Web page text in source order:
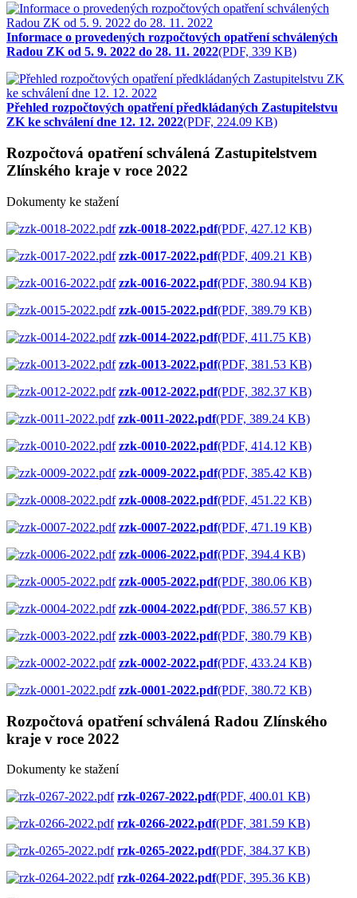
Informace o provedených rozpočtových opatření schválených
Radou ZK od 5. 9. 2022 do 28. 11. 2022(PDF, 339 KB)
Přehled rozpočtových opatření předkládaných Zastupitelstvu
ZK ke schválení dne 12. 12. 2022(PDF, 224.09 KB)
Rozpočtová opatření schválená Zastupitelstvem
Zlínského kraje v roce 2022
Dokumenty ke stažení
zzk-0018-2022.pdf(PDF, 427.12 KB)
zzk-0017-2022.pdf(PDF, 409.21 KB)
zzk-0016-2022.pdf(PDF, 380.94 KB)
zzk-0015-2022.pdf(PDF, 389.79 KB)
zzk-0014-2022.pdf(PDF, 411.75 KB)
zzk-0013-2022.pdf(PDF, 381.53 KB)
zzk-0012-2022.pdf(PDF, 382.37 KB)
zzk-0011-2022.pdf(PDF, 389.24 KB)
zzk-0010-2022.pdf(PDF, 414.12 KB)
zzk-0009-2022.pdf(PDF, 385.42 KB)
zzk-0008-2022.pdf(PDF, 451.22 KB)
zzk-0007-2022.pdf(PDF, 471.19 KB)
zzk-0006-2022.pdf(PDF, 394.4 KB)
zzk-0005-2022.pdf(PDF, 380.06 KB)
zzk-0004-2022.pdf(PDF, 386.57 KB)
zzk-0003-2022.pdf(PDF, 380.79 KB)
zzk-0002-2022.pdf(PDF, 433.24 KB)
zzk-0001-2022.pdf(PDF, 380.72 KB)
Rozpočtová opatření schválená Radou Zlínského
kraje v roce 2022
Dokumenty ke stažení
rzk-0267-2022.pdf(PDF, 400.01 KB)
rzk-0266-2022.pdf(PDF, 381.59 KB)
rzk-0265-2022.pdf(PDF, 384.37 KB)
rzk-0264-2022.pdf(PDF, 395.36 KB)